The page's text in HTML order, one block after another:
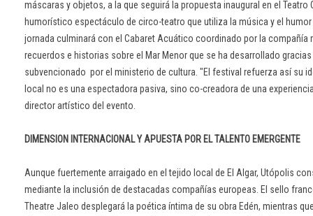
máscaras y objetos, a la que seguirá la propuesta inaugural en el
humorístico espectáculo de circo-teatro que utiliza la música y el
jornada culminará con el Cabaret Acuático coordinado por la
recuerdos e historias sobre el Mar Menor que se ha desarrollado
subvencionado por el ministerio de cultura. "El festival refuerza así su
local no es una espectadora pasiva, sino co-creadora de una
director artístico del evento.
DIMENSION INTERNACIONAL Y APUESTA POR EL TALENTO EMERGENTE
Aunque fuertemente arraigado en el tejido local de El Algar, Utópolis
mediante la inclusión de destacadas compañías europeas. El sello
Theatre Jaleo desplegará la poética íntima de su obra Edén, mientras